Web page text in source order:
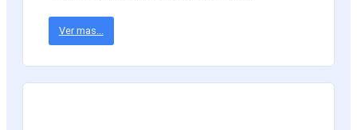
Ver mas...